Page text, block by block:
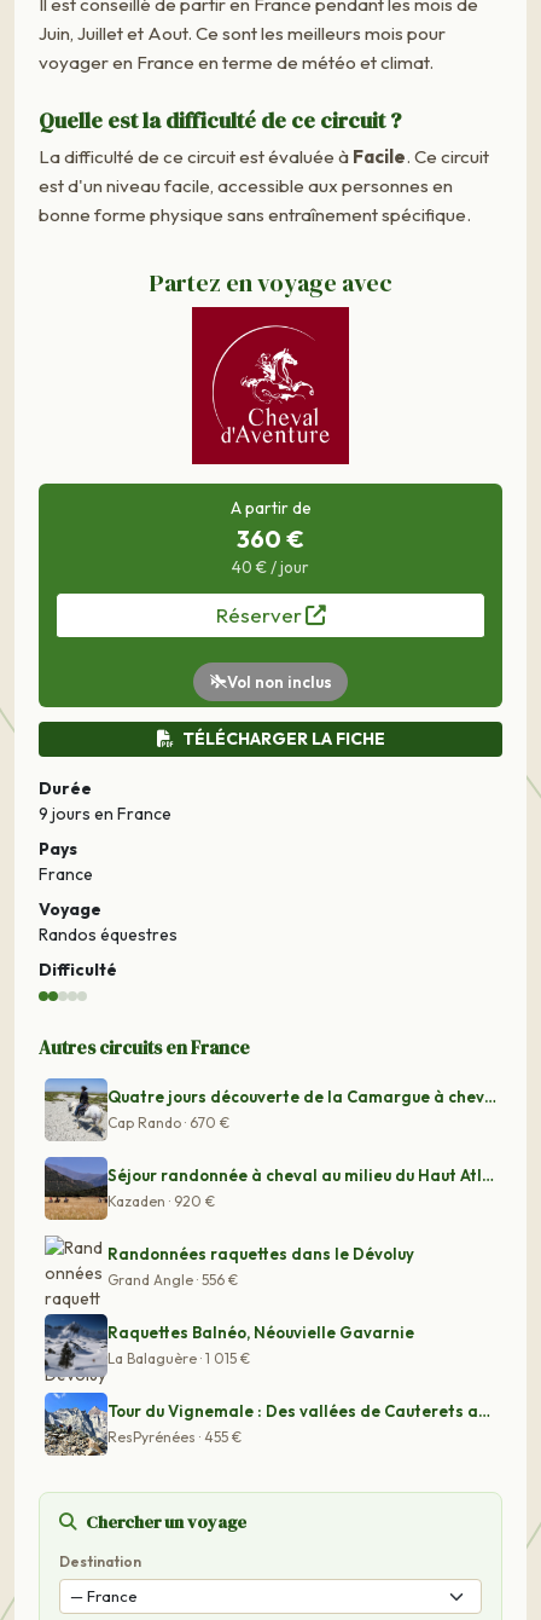
Juin, Juillet et Aout. Ce sont les meilleurs mois pour
voyager en France en terme de météo et climat.
Quelle est la difficulté de ce circuit ?
La difficulté de ce circuit est évaluée à Facile. Ce circuit
est d'un niveau facile, accessible aux personnes en
bonne forme physique sans entraînement spécifique.
Partez en voyage avec
A partir de
360 €
40 € / jour
Réserver
Vol non inclus
TÉLÉCHARGER LA FICHE
Durée
9 jours en France
Pays
France
Voyage
Randos équestres
Difficulté
Autres circuits en France
Quatre jours découverte de la Camargue à cheval - Spéci
Cap Rando · 670 €
Séjour randonnée à cheval au milieu du Haut Atlas
Kazaden · 920 €
Randonnées raquettes dans le Dévoluy
Grand Angle · 556 €
Raquettes Balnéo, Néouvielle Gavarnie
La Balaguère · 1 015 €
Tour du Vignemale : Des vallées de Cauterets aux vallé
ResPyrénées · 455 €
Chercher un voyage
Destination